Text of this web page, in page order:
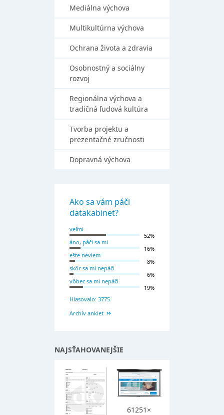
Mediálna výchova
Multikultúrna výchova
Ochrana života a zdravia
Osobnostný a sociálny
rozvoj
Regionálna výchova a
tradičná ľudová kultúra
Tvorba projektu a
prezentačné zručnosti
Dopravná výchova
Ako sa vám páči
datakabinet?
veľmi
52%
áno, páči sa mi
16%
ešte neviem
8%
skôr sa mi nepáči
6%
vôbec sa mi nepáči
19%
Hlasovalo: 3775
Archív ankiet
NAJSŤAHOVANEJŠIE
61251×